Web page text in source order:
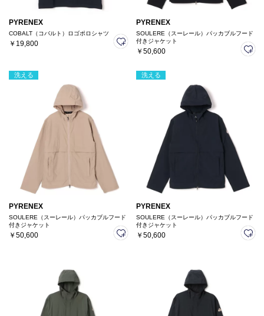
PYRENEX
COBALT（コバルト）ロゴポロシャツ
￥19,800
PYRENEX
SOULERE（スーレール）パッカブルフード
付きジャケット
￥50,600
洗える
PYRENEX
SOULERE（スーレール）パッカブルフード
付きジャケット
￥50,600
洗える
PYRENEX
SOULERE（スーレール）パッカブルフード
付きジャケット
￥50,600